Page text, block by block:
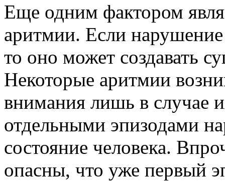
Еще одним фактором
аритмии. Если
то оно может создавать
Некоторые аритмии
внимания лишь в случае
отдельными эпизодами
состояние человека.
опасны, что уже первый